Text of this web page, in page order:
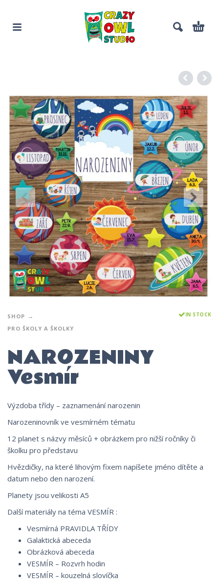
SHOP
PRO ŠKOLY A ŠKOLKY
IN STOCK
NAROZENINY
Vesmír
Výzdoba třídy – zaznamenání narozenin
Narozeninovník ve vesmírném tématu
12 planet s názvy měsíců + obrázkem pro nižší ročníky či
školku pro představu
Hvězdičky, na které lihovým fixem napíšete jméno dítěte a
datum nebo den narození.
Planety jsou velikosti A5
Další materiály na téma VESMÍR :
Vesmírná PRAVIDLA TŘÍDY
Galaktická abeceda
Obrázková abeceda
VESMÍR – Rozvrh hodin
VESMÍR – kouzelná slovíčka